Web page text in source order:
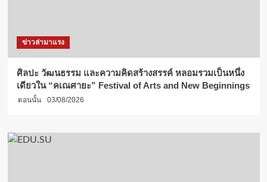
ข่าวล่ามาแรง
ศิลปะ วัฒนธรรม และความคิดสร้างสรรค์ หลอมรวมเป็นหนึ่ง
เดียวใน “คเณศายะ” Festival of Arts and New Beginnings
ตอนนั้น 03/08/2026